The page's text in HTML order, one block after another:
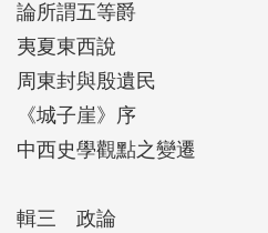
論所謂五等爵
夷夏東西說
周東封與殷遺民
《城子崖》序
中西史學觀點之變遷
輯三 政論